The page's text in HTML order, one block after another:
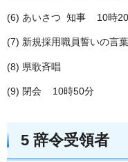
(6) あいさつ 知事 10時
(7) 新規採用職員誓いの言
(8) 県歌斉唱
(9) 閉会 10時50分
5 辞令受領者